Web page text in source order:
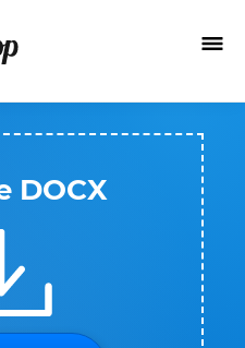
DOCX